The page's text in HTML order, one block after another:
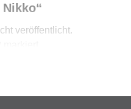
veröffentlicht.